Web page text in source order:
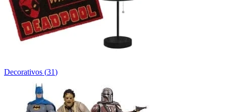
Decorativos (31)